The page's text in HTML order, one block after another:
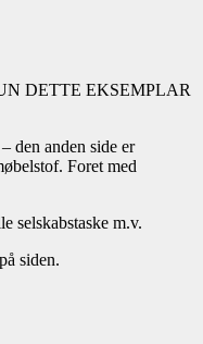
DETTE EKSEMPLAR
den anden side er
Foret med
selskabstaske m.v.
siden.